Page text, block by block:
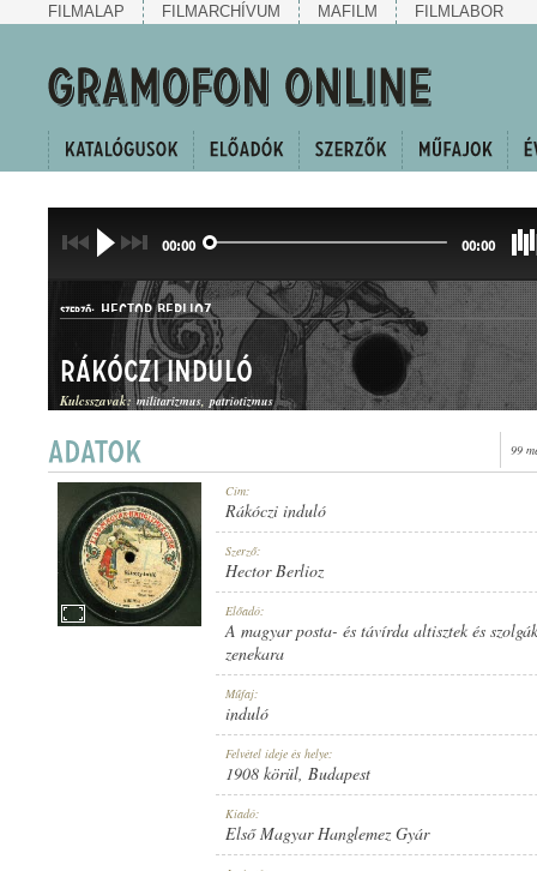
FILMALAP FILMARCHÍVUM MAFILM FILMLABOR
00:00 00:00
SZERZŐ: HECTOR BERLIOZ
INDULÓ
1908 KÖRÜL
ELSŐ MAGYAR HANGLEMEZ GYÁR
Rákóczi induló
Kulcsszavak: militarizmus patriotizmus
99
Cím:
Rákóczi induló
Szerző:
Hector Berlioz
Előadó:
A magyar posta- és távírda altisztek és
zenekara
Műfaj:
induló
Felvétel ideje és helye:
1908 körül, Budapest
Kiadó:
Első Magyar Hanglemez Gyár